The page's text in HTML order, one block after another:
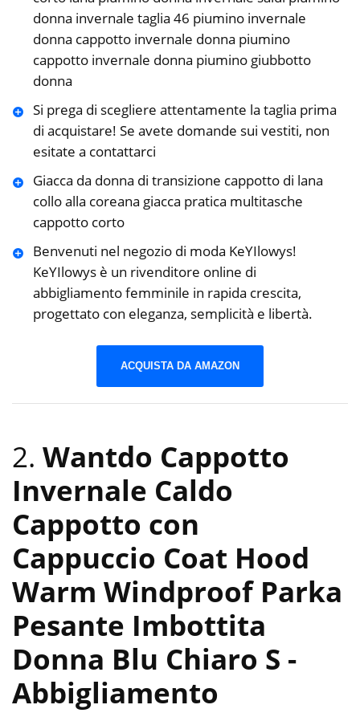
donna invernale taglia 46 piumino invernale
donna cappotto invernale donna piumino
cappotto invernale donna piumino giubbotto
donna
Si prega di scegliere attentamente la taglia prima
di acquistare! Se avete domande sui vestiti, non
esitate a contattarci
Giacca da donna di transizione cappotto di lana
collo alla coreana giacca pratica multitasche
cappotto corto
Benvenuti nel negozio di moda KeYIlowys!
KeYIlowys è un rivenditore online di
abbigliamento femminile in rapida crescita,
progettato con eleganza, semplicità e libertà.
ACQUISTA DA AMAZON
2. Wantdo Cappotto
Invernale Caldo
Cappotto con
Cappuccio Coat Hood
Warm Windproof Parka
Pesante Imbottita
Donna Blu Chiaro S -
Abbigliamento